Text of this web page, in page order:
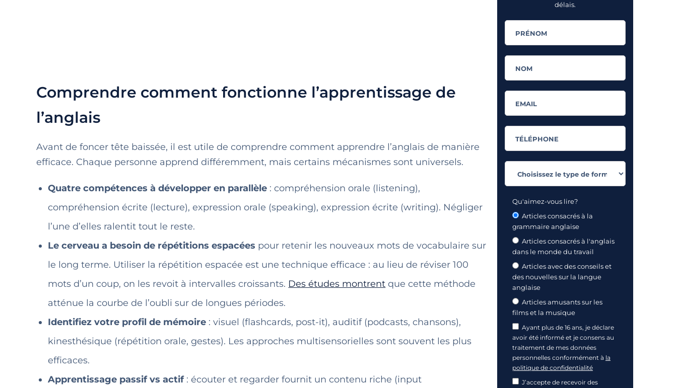
Comprendre comment fonctionne l’apprentissage de
l’anglais
Avant de foncer tête baissée, il est utile de comprendre comment apprendre l’anglais de manière
efficace. Chaque personne apprend différemment, mais certains mécanismes sont universels.
Quatre compétences à développer en parallèle : compréhension orale (listening),
compréhension écrite (lecture), expression orale (speaking), expression écrite (writing). Négliger
l’une d’elles ralentit tout le reste.
Le cerveau a besoin de répétitions espacées pour retenir les nouveaux mots de vocabulaire sur
le long terme. Utiliser la répétition espacée est une technique efficace : au lieu de réviser 100
mots d’un coup, on les revoit à intervalles croissants. Des études montrent que cette méthode
atténue la courbe de l’oubli sur de longues périodes.
Identifiez votre profil de mémoire : visuel (flashcards, post-it), auditif (podcasts, chansons),
kinesthésique (répétition orale, gestes). Les approches multisensorielles sont souvent les plus
efficaces.
Apprentissage passif vs actif: écouter et regarder fournit un contenu riche (input
délais.
Qu'aimez-vous lire?
Articles consacrés à la
grammaire anglaise
Articles consacrés à l'anglais
dans le monde du travail
Articles avec des conseils et
des nouvelles sur la langue
anglaise
Articles amusants sur les
films et la musique
Ayant plus de 16 ans, je déclare
avoir été informé et je consens au
traitement de mes données
personnelles conformément à la
politique de confidentialité
J’accepte de recevoir des